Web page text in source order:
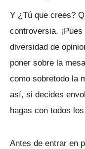
Y ¿Tú que crees?
controversia.
diversidad de
poner sobre la
como sobretodo la
así, si decides
hagas con todos
Antes de entrar en